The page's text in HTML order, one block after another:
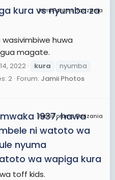
JamiiForums Tanzania
kura vs nyumba za
huwa
magate.
2022 kura
nyumba
2 Forum: Jamii Photos
JamiiForums Tanzania
1937, hawa
ni watoto wa
nyuma
wa wapiga kura
toff kids.